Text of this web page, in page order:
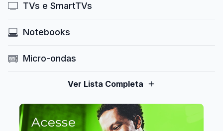
TVs e SmartTVs
Notebooks
Micro-ondas
Ver Lista Completa